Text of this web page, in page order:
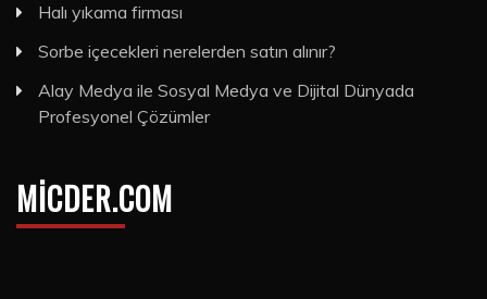
Halı yıkama firması
Sorbe içecekleri nerelerden satın alınır?
Alay Medya ile Sosyal Medya ve Dijital Dünyada
Profesyonel Çözümler
MICDER.COM